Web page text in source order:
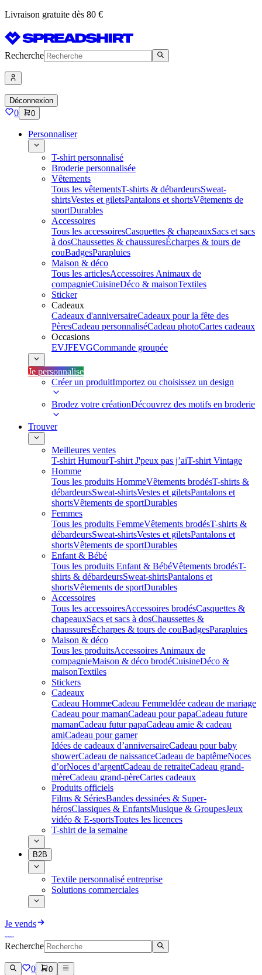
Livraison gratuite dès 80 €
Recherche
Déconnexion
0 0
Personnaliser
T-shirt personnalisé
Broderie personnalisée
Vêtements
Tous les vêtementsT-shirts & débardeursSweat-
shirtsVestes et giletsPantalons et shortsVêtements de
sportDurables
Accessoires
Tous les accessoiresCasquettes & chapeauxSacs et sacs
à dosChaussettes & chaussuresÉcharpes & tours de
couBadgesParapluies
Maison & déco
Tous les articlesAccessoires Animaux de
compagnieCuisineDéco & maisonTextiles
Sticker
Cadeaux
Cadeaux d'anniversaireCadeaux pour la fête des
PèresCadeau personnaliséCadeau photoCartes cadeaux
Occasions
EVJFEVGCommande groupée
Je personnalise
Créer un produitImportez ou choisissez un design
Brodez votre créationDécouvrez des motifs en broderie
Trouver
Meilleures ventes
T-shirt HumourT-shirt J'peux pas j’aiT-shirt Vintage
Homme
Tous les produits HommeVêtements brodésT-shirts &
débardeursSweat-shirtsVestes et giletsPantalons et
shortsVêtements de sportDurables
Femmes
Tous les produits FemmeVêtements brodésT-shirts &
débardeursSweat-shirtsVestes et giletsPantalons et
shortsVêtements de sportDurables
Enfant & Bébé
Tous les produits Enfant & BébéVêtements brodésT-
shirts & débardeursSweat-shirtsPantalons et
shortsVêtements de sportDurables
Accessoires
Tous les accessoiresAccessoires brodésCasquettes &
chapeauxSacs et sacs à dosChaussettes &
chaussuresÉcharpes & tours de couBadgesParapluies
Maison & déco
Tous les produitsAccessoires Animaux de
compagnieMaison & déco brodéCuisineDéco &
maisonTextiles
Stickers
Cadeaux
Cadeau HommeCadeau FemmeIdée cadeau de mariage​
Cadeau pour mamanCadeau pour papaCadeau future
mamanCadeau futur papaCadeau amie & cadeau
amiCadeau pour gamer
Idées de cadeaux d’anniversaireCadeau pour baby
showerCadeau de naissanceCadeau de baptêmeNoces
d’orNoces d’argentCadeau de retraiteCadeau grand-
mèreCadeau grand-pèreCartes cadeaux
Produits officiels
Films & SériesBandes dessinées & Super-
hérosClassiques & EnfantsMusique & GroupesJeux
vidéo & E-sportsToutes les licences
T-shirt de la semaine
B2B
Textile personnalisé entreprise
Solutions commerciales
Je vends
Recherche
0 0